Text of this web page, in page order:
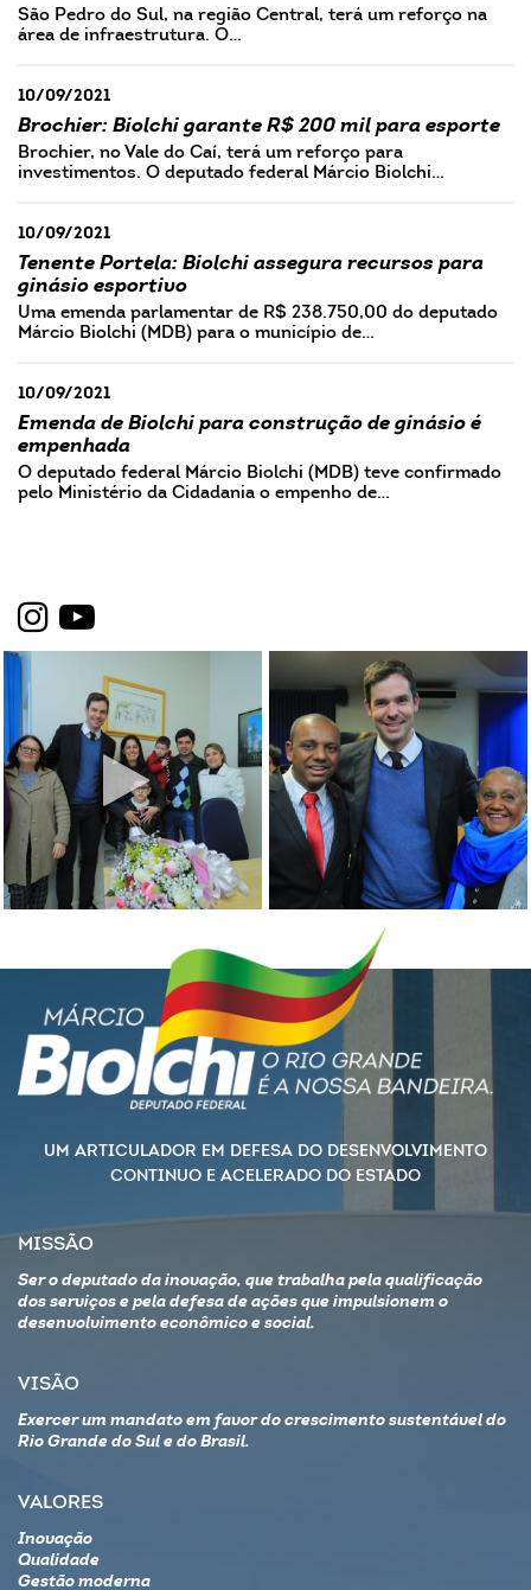
São Pedro do Sul, na região Central, terá um reforço na
área de infraestrutura. O…
10/09/2021
Brochier: Biolchi garante R$ 200 mil para esporte
Brochier, no Vale do Caí, terá um reforço para
investimentos. O deputado federal Márcio Biolchi…
10/09/2021
Tenente Portela: Biolchi assegura recursos para
ginásio esportivo
Uma emenda parlamentar de R$ 238.750,00 do deputado
Márcio Biolchi (MDB) para o município de…
10/09/2021
Emenda de Biolchi para construção de ginásio é
empenhada
O deputado federal Márcio Biolchi (MDB) teve confirmado
pelo Ministério da Cidadania o empenho de…
UM ARTICULADOR EM DEFESA DO DESENVOLVIMENTO
CONTINUO E ACELERADO DO ESTADO
MISSÃO
Ser o deputado da inovação, que trabalha pela qualificação
dos serviços e pela defesa de ações que impulsionem o
desenvolvimento econômico e social.
VISÃO
Exercer um mandato em favor do crescimento sustentável do
Rio Grande do Sul e do Brasil.
VALORES
Inovação
Qualidade
Gestão moderna